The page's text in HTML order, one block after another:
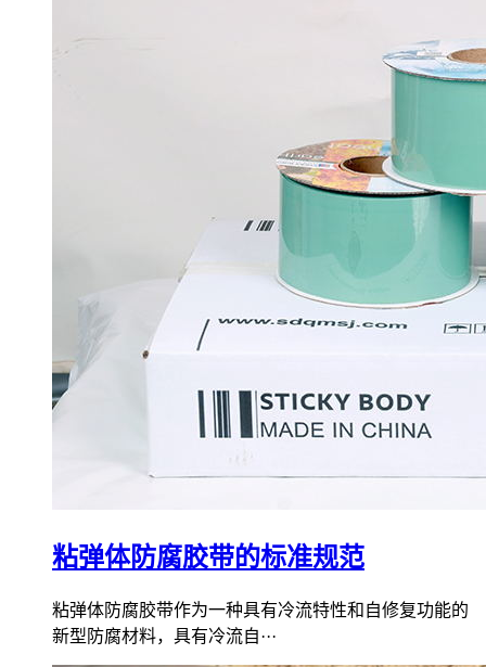
粘弹体防腐胶带的标准规范
粘弹体防腐胶带作为一种具有冷流特性和自修复功能的
新型防腐材料，具有冷流自···